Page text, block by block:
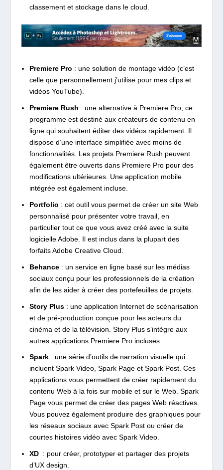
classement et stockage dans le cloud.
Premiere Pro : une solution de montage vidéo (c’est
celle que personnellement j’utilise pour mes clips et
vidéos YouTube).
Premiere Rush : une alternative à Premiere Pro, ce
programme est destiné aux créateurs de contenu en
ligne qui souhaitent éditer des vidéos rapidement. Il
dispose d’une interface simplifiée avec moins de
fonctionnalités. Les projets Premiere Rush peuvent
également être ouverts dans Premiere Pro pour des
modifications ultérieures. Une application mobile
intégrée est également incluse.
Portfolio : cet outil vous permet de créer un site Web
personnalisé pour présenter votre travail, en
particulier tout ce que vous avez créé avec la suite
logicielle Adobe. Il est inclus dans la plupart des
forfaits Adobe Creative Cloud.
Behance: un service en ligne basé sur les médias
sociaux conçu pour les professionnels de la création
afin de les aider à créer des portefeuilles de projets.
Story Plus : une application Internet de scénarisation
et de pré-production conçue pour les acteurs du
cinéma et de la télévision. Story Plus s’intègre aux
autres applications Premiere Pro incluses.
Spark: une série d’outils de narration visuelle qui
incluent Spark Video, Spark Page et Spark Post. Ces
applications vous permettent de créer rapidement du
contenu Web à la fois sur mobile et sur le Web. Spark
Page vous permet de créer des pages Web réactives.
Vous pouvez également produire des graphiques pour
les réseaux sociaux avec Spark Post ou créer de
courtes histoires vidéo avec Spark Video.
XD : pour créer, prototyper et partager des projets
d’UX design.